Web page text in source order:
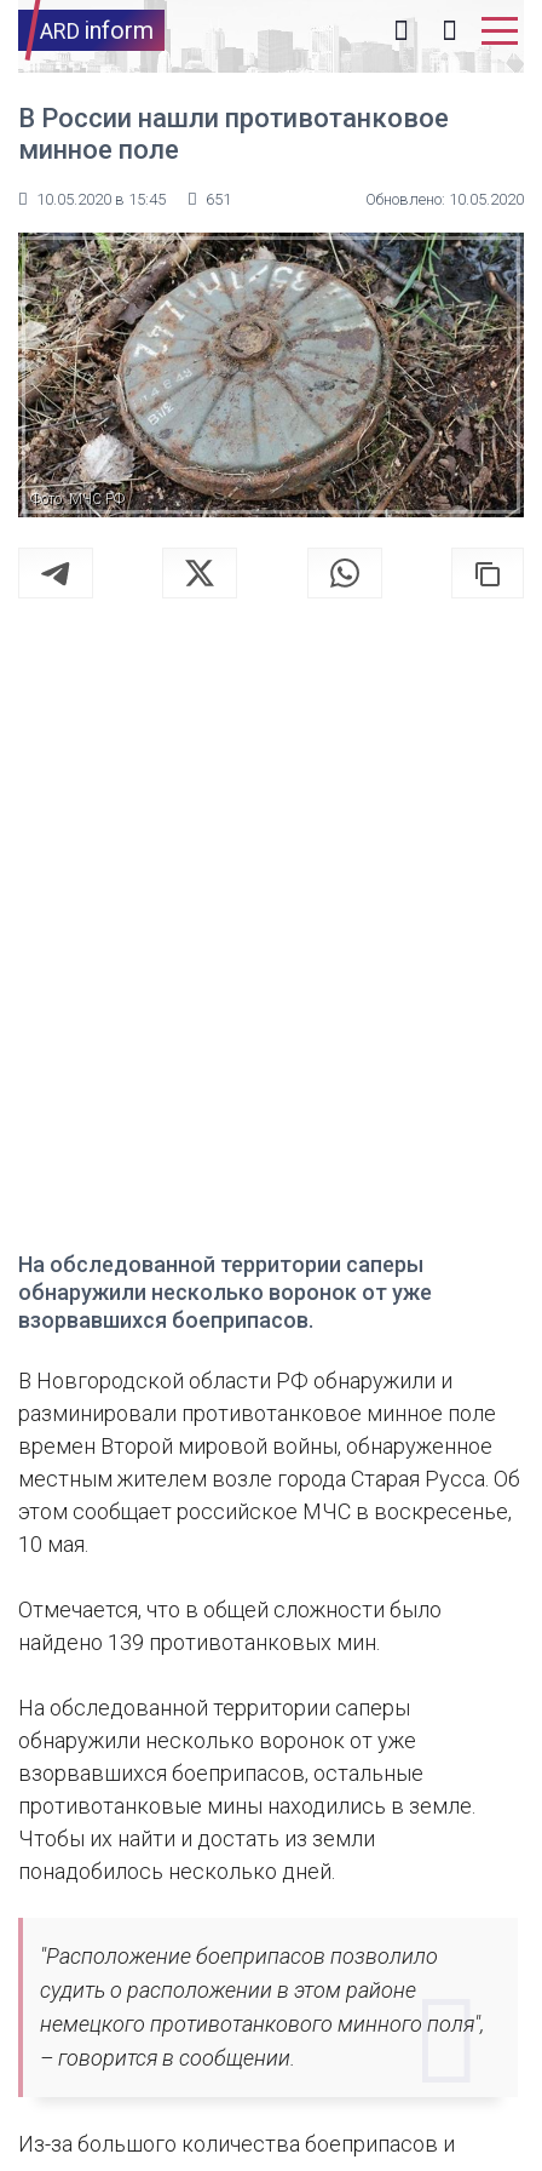
ARD inform
В России нашли противотанковое
минное поле
10.05.2020 в 15:45 651 Обновлено: 10.05.2020
Фото: МЧС РФ
На обследованной территории саперы
обнаружили несколько воронок от уже
взорвавшихся боеприпасов.
В Новгородской области РФ обнаружили и
разминировали противотанковое минное поле
времен Второй мировой войны, обнаруженное
местным жителем возле города Старая Русса. Об
этом сообщает российское МЧС в воскресенье,
10 мая.
Отмечается, что в общей сложности было
найдено 139 противотанковых мин.
На обследованной территории саперы
обнаружили несколько воронок от уже
взорвавшихся боеприпасов, остальные
противотанковые мины находились в земле.
Чтобы их найти и достать из земли
понадобилось несколько дней.
"Расположение боеприпасов позволило
судить о расположении в этом районе
немецкого противотанкового минного поля",
– говорится в сообщении.
Из-за большого количества боеприпасов и